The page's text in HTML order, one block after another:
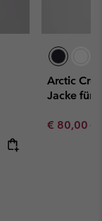
Arctic
Jacke für
Sale price:
€ 80,00€